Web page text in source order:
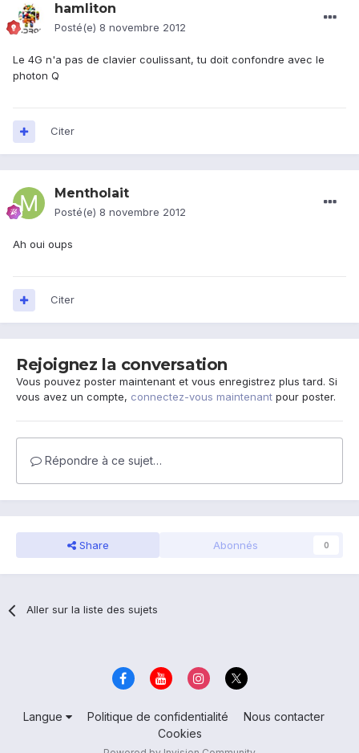
hamliton
Posté(e) 8 novembre 2012
Le 4G n'a pas de clavier coulissant, tu doit confondre avec le
photon Q
Citer
Mentholait
Posté(e) 8 novembre 2012
Ah oui oups
Citer
Rejoignez la conversation
Vous pouvez poster maintenant et vous enregistrez plus tard. Si
vous avez un compte, connectez-vous maintenant pour poster.
Répondre à ce sujet…
Share Abonnés 0
Aller sur la liste des sujets
Langue Politique de confidentialité
Nous contacter
Cookies